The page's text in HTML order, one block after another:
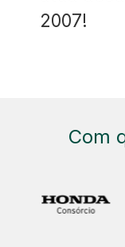
2007!
Com